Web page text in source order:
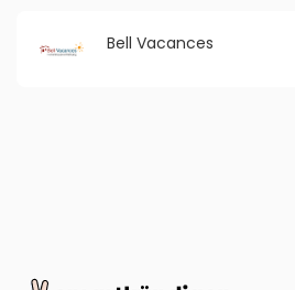
Bell Vacances